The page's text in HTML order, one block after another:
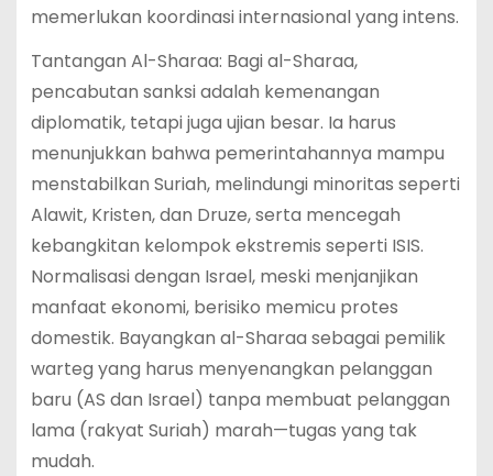
memerlukan koordinasi internasional yang intens.
Tantangan Al-Sharaa: Bagi al-Sharaa,
pencabutan sanksi adalah kemenangan
diplomatik, tetapi juga ujian besar. Ia harus
menunjukkan bahwa pemerintahannya mampu
menstabilkan Suriah, melindungi minoritas seperti
Alawit, Kristen, dan Druze, serta mencegah
kebangkitan kelompok ekstremis seperti ISIS.
Normalisasi dengan Israel, meski menjanjikan
manfaat ekonomi, berisiko memicu protes
domestik. Bayangkan al-Sharaa sebagai pemilik
warteg yang harus menyenangkan pelanggan
baru (AS dan Israel) tanpa membuat pelanggan
lama (rakyat Suriah) marah—tugas yang tak
mudah.